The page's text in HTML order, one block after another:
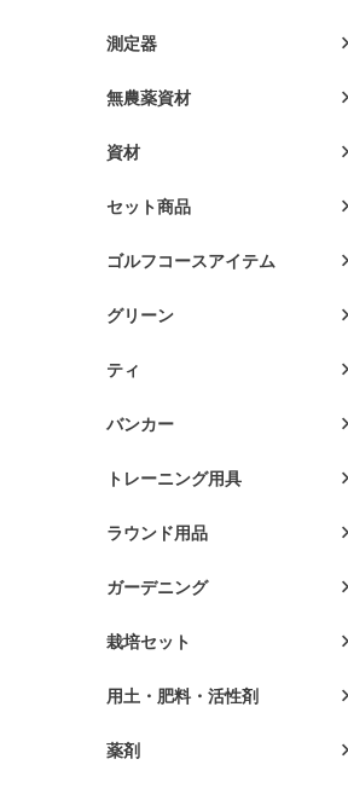
測定器
無農薬資材
資材
セット商品
ゴルフコースアイテム
グリーン
ティ
バンカー
トレーニング用具
ラウンド用品
ガーデニング
栽培セット
用土・肥料・活性剤
薬剤